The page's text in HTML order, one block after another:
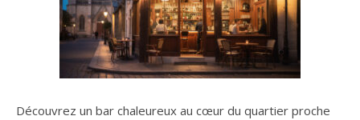
Découvrez un bar chaleureux au cœur du quartier proche